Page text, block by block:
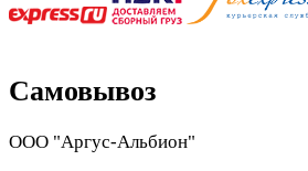
Самовывоз
ООО "Аргус-Альбион"